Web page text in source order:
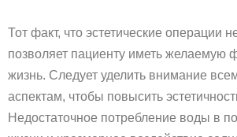
Тот факт, что эстетические операции
позволяет пациенту иметь желаемую
жизнь. Следует уделить внимание
аспектам, чтобы повысить
Недостаточное потребление воды в